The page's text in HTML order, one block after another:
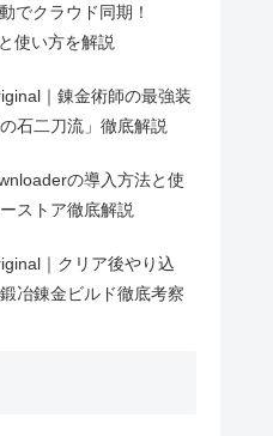
でクラウド同期！
使い方を解説
｜錬金術師の最強装
石二刀流」徹底解説
の導入方法と使
ストア徹底解説
｜クリア後やり込
冶錬金ビルド徹底考察